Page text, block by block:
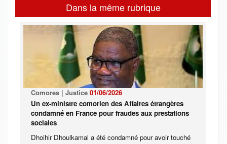
Dans la même rubrique
Comores | Justice 01/06/2026
Un ex-ministre comorien des Affaires étrangères
condamné en France pour fraudes aux prestations
sociales
Dhoihir Dhoulkamal a été condamné pour avoir touché